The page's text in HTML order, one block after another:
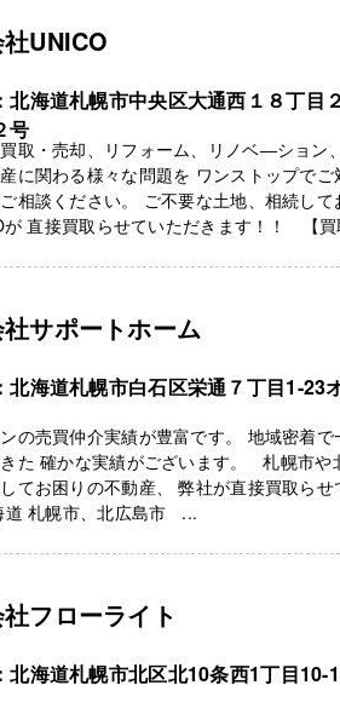
UNICO
北海道札幌市中央区大通西１８丁
号
取・売却、リフォーム、リノベ―ション
に関わる様々な問題を ワンストップで
相談ください。 ご不要な土地、相続し
が 直接買取らせていただきます！！ 【
サポートホーム
北海道札幌市白石区栄通７丁目1-23
の売買仲介実績が豊富です。 地域密着
た 確かな実績がございます。 札幌市や
てお困りの不動産、 弊社が直接買取ら
道 札幌市、北広島市 ...
フローライト
北海道札幌市北区北10条西1丁目10-